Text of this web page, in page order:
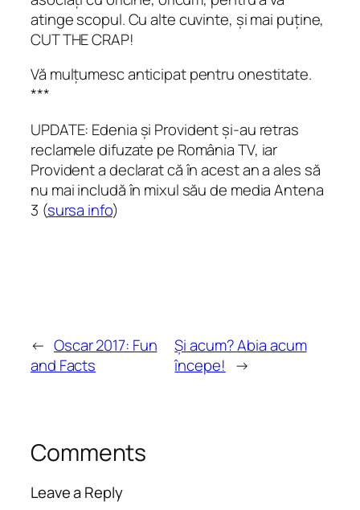
atinge scopul. Cu alte cuvinte, și mai puține,
CUT THE CRAP!
Vă mulțumesc anticipat pentru onestitate.
***
UPDATE: Edenia și Provident și-au retras
reclamele difuzate pe România TV, iar
Provident a declarat că în acest an a ales să
nu mai includă în mixul său de media Antena
3 (sursa info)
← Oscar 2017: Fun
and Facts
Și acum? Abia acum
începe! →
Comments
Leave a Reply